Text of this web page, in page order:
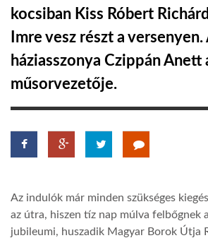
kocsiban Kiss Róbert
Imre vesz részt a versenyen.
háziasszonya Czippán Anett
műsorvezetője.
Az indulók már minden szükséges
az útra, hiszen tíz nap múlva felbőgnek
jubileumi, huszadik Magyar Borok Útja